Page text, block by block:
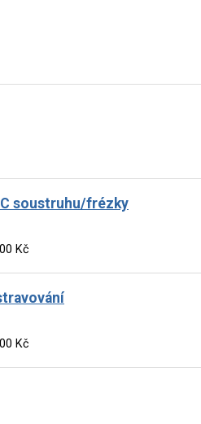
soustruhu/frézky
Kč
Kč